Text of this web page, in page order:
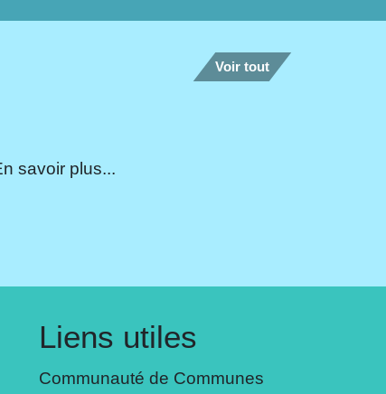
Voir tout
savoir plus...
Liens utiles
Communauté de Communes